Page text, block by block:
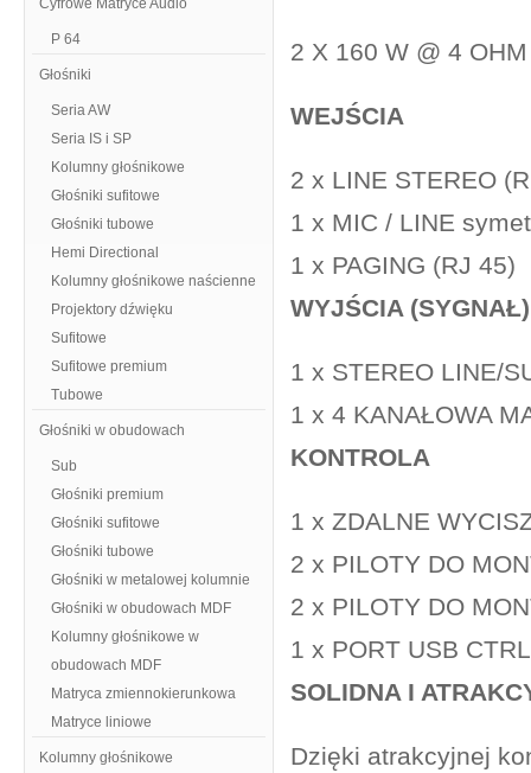
Cyfrowe Matryce Audio
P 64
Głośniki
Seria AW
Seria IS i SP
Kolumny głośnikowe
Głośniki sufitowe
Głośniki tubowe
Hemi Directional
Kolumny głośnikowe naścienne
Projektory dźwięku
Sufitowe
Sufitowe premium
Tubowe
Głośniki w obudowach
Sub
Głośniki premium
Głośniki sufitowe
Głośniki tubowe
Głośniki w metalowej kolumnie
Głośniki w obudowach MDF
Kolumny głośnikowe w
obudowach MDF
Matryca zmiennokierunkowa
Matryce liniowe
Kolumny głośnikowe
2 X 160 W ​@ 4
WEJŚCIA
2 x LINE STEREO
1 x MIC / LINE
1 x PAGING (RJ 45)
WYJŚCIA (SYGNAŁ)
1 x STEREO LINE/
1 x 4 KANAŁOWA
KONTROLA
1 x ZDALNE
2 x PILOTY DO
2 x PILOTY DO
1 x PORT USB
SOLIDNA I
Dzięki atrakcyjnej